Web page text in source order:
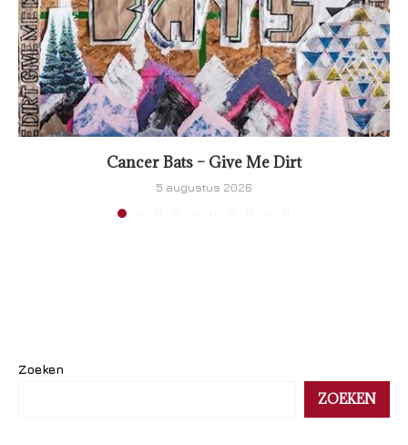
Cancer Bats – Give Me Dirt
5 augustus 2026
Zoeken
ZOEKEN